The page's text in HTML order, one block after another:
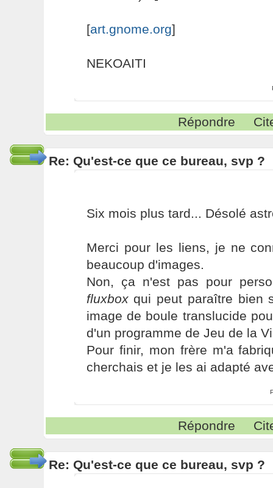
[art.gnome.org]
NEKOAITI
Répondre
Re: Qu'est-ce que ce bureau, svp ?
Six mois plus tard... Désolé
Merci pour les liens, je ne
beaucoup d'images.
Non, ça n'est pas pour
fluxboxqui peut paraître bien
image de boule translucide
d'un programme de Jeu de la
Pour finir, mon frère m'a
cherchais et je les ai adapté
Répondre
Re: Qu'est-ce que ce bureau, svp ?